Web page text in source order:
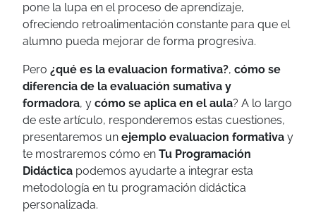
pone la lupa en el proceso de aprendizaje,
ofreciendo retroalimentación constante para que el
alumno pueda mejorar de forma progresiva.
Pero ¿qué es la evaluacion formativa?, cómo se
diferencia de la evaluación sumativa y
formadora, y cómo se aplica en el aula? A lo largo
de este artículo, responderemos estas cuestiones,
presentaremos un ejemplo evaluacion formativa y
te mostraremos cómo en Tu Programación
Didáctica podemos ayudarte a integrar esta
metodología en tu programación didáctica
personalizada.